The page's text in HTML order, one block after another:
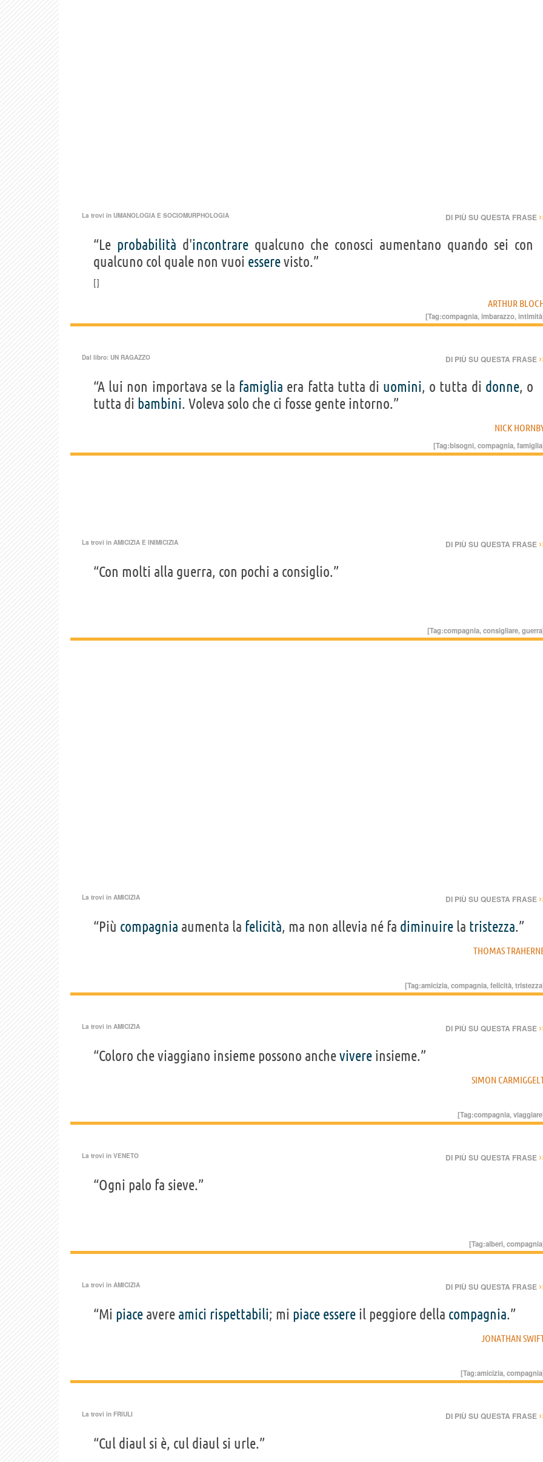
La trovi in UMANOLOGIA E SOCIOMURPHOLOGIA DI PIÙ SU QUESTA FRASE
“Le probabilità d'incontrare qualcuno che conosci aumentano quando sei con
qualcuno col quale non vuoi esserevisto.”
ARTHUR
[Tag:compagnia,imbarazzo,intimità
Dal libro: UN RAGAZZO DI PIÙ SU QUESTA FRASE
“A lui non importava se la famiglia era fatta tutta di uomini, o tutta di donne, o
tutta di bambini. Voleva solo che ci fosse gente intorno.”
NICK
[Tag:bisogni,compagnia,famiglia
La trovi in AMICIZIA E INIMICIZIA DI PIÙ SU QUESTA FRASE
“Con molti alla guerra, con pochi a consiglio.”
[Tag:compagnia,consigliare,guerra
La trovi in AMICIZIA DI PIÙ SU QUESTA FRASE
“Più compagnia aumenta la felicità, ma non allevia né fa diminuire la tristezza.”
THOMAS
[Tag:amicizia,compagnia,felicità,tristezza
La trovi in AMICIZIA DI PIÙ SU QUESTA FRASE
“Coloro che viaggiano insieme possono anchevivere insieme.”
SIMON
[Tag:compagnia,viaggiare
La trovi in VENETO DI PIÙ SU QUESTA FRASE
“Ogni palo fa sieve.”
[Tag:alberi,compagnia
La trovi in AMICIZIA DI PIÙ SU QUESTA FRASE
“Mi piace avere amici rispettabili; mi piace essere il peggiore della compagnia.”
JONATHAN
[Tag:amicizia,compagnia
La trovi in FRIULI DI PIÙ SU QUESTA FRASE
“Cul diaul si è, cul diaul si urle.”